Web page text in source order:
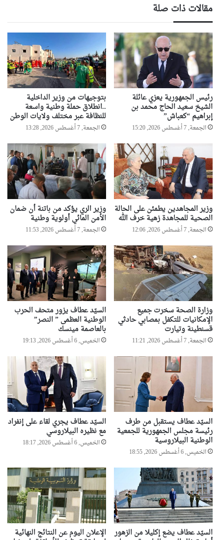
س
ل
ل
س
ك
ا
ن
و
ا
ل
إ
س
ا
ن
د
م
ن
2
7
0
0
0
ق
ر
ص
م
ل
و
س
ب
س
ط
ي
ف
مقالات ذات صلة
رئيس الجمهورية يعزي عائلة
الشيخ سعيد الحاج محمد بن
إبراهيم “كعباش”
الجمعة, 7 أغسطس 2026, 15:20
بتوجيهات من وزير الداخلية
..انطلاق حملة وطنية واسعة
للنظافة عبر مختلف ولايات الوطن
الجمعة, 7 أغسطس 2026, 13:28
وزير المجاهدين يطمئن على الحالة
الصحية للمجاهدة زهية خرف الله
الجمعة, 7 أغسطس 2026, 12:06
وزير الري يؤكد من باتنة أن ضمان
الأمن المائي أولوية وطنية
الجمعة, 7 أغسطس 2026, 11:53
وزارة الصحة سخرت جميع
الإمكانيات للتكفل بمصابي حادثي
قسنطينة وتيارت
الجمعة, 7 أغسطس 2026, 11:21
السيّد عطاف يزور متحف الحرب
الوطنية العظمى ” النصر”
بالعاصمة مينسك
الخميس, 6 أغسطس 2026, 19:13
السيّد عطاف يستقبل من طرف
رئيسة مجلس الجمهورية للجمعية
الوطنية البيلاروسية
الخميس, 6 أغسطس 2026, 18:55
السيّد عطاف يجري لقاء على إنفراد
مع نظيره البيلاروسي
الخميس, 6 أغسطس 2026, 18:17
السيّد عطاف يضع إكليلا من الزهور الإعلان اليوم عن النتائج النهائية